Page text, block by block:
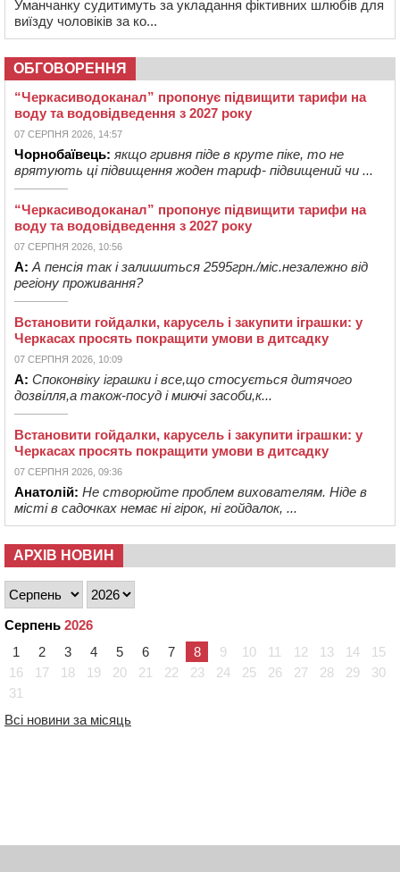
Уманчанку судитимуть за укладання фіктивних шлюбів для
виїзду чоловіків за ко...
ОБГОВОРЕННЯ
“Черкасиводоканал” пропонує підвищити тарифи на
воду та водовідведення з 2027 року
07 СЕРПНЯ 2026, 14:57
Чорнобаївець: якщо гривня піде в круте піке, то не
врятують ці підвищення жоден тариф- підвищений чи ...
“Черкасиводоканал” пропонує підвищити тарифи на
воду та водовідведення з 2027 року
07 СЕРПНЯ 2026, 10:56
А: А пенсія так і залишиться 2595грн./міс.незалежно від
регіону проживання?
Встановити гойдалки, карусель і закупити іграшки: у
Черкасах просять покращити умови в дитсадку
07 СЕРПНЯ 2026, 10:09
А: Споконвіку іграшки і все,що стосується дитячого
дозвілля,а також-посуд і миючі засоби,к...
Встановити гойдалки, карусель і закупити іграшки: у
Черкасах просять покращити умови в дитсадку
07 СЕРПНЯ 2026, 09:36
Анатолій: Не створюйте проблем вихователям. Ніде в
місті в садочках немає ні гірок, ні гойдалок, ...
АРХІВ НОВИН
Серпень 2026
1
2 3 4 5 6 7 8 9 10 11 12 13 14
15
16
17 18 19 20 21 22 23 24 25 26 27 28 29
30
31
Всі новини за місяць